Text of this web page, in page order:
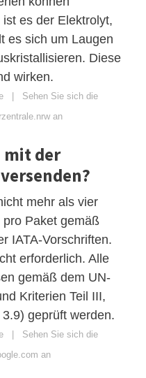
es der Elektrolyt,
es sich um Laugen
Diese
wirken.
| Sehen Sie sich die
an
mit der
mehr als vier
Paket gemäß
IATA-Vorschriften.
erforderlich. Alle
gemäß dem UN-
Kriterien Teil III,
geprüft werden.
| Sehen Sie sich die
an